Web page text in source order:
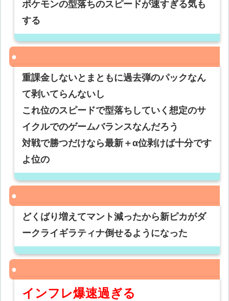
ポケモンの型落ちのスピードが速すぎる気も
する
重課金しないとまともに過去弾のパックなん
て剥いてらんないし
これ位のスピードで型落ちしていく想定のサ
イクルでのゲームバランスなんだろう
対戦で勝つだけなら最新＋α位剥けば十分です
よ位の
どくばり増えてマント減ったから新ピカがダ
ークライギラティナ倒せるようになった
インフレ爆速過ぎる